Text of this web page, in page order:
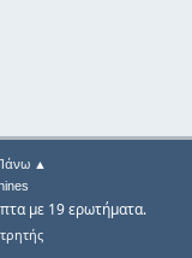
▲
με 19 ερωτήματα.